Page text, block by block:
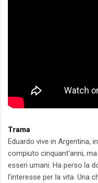
Trama
Eduardo vive in Argentina,
compiuto cinquant'anni,
esseri umani. Ha perso la
l'interesse per la vita. Una